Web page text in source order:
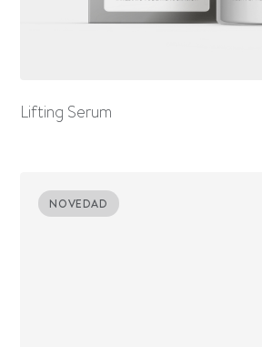
Lifting Serum
NOVEDAD